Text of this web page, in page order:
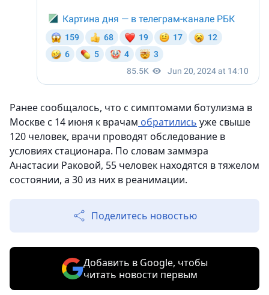
Ранее сообщалось, что с симптомами ботулизма в
Москве с 14 июня к врачам обратились уже свыше
120 человек, врачи проводят обследование в
условиях стационара. По словам заммэра
Анастасии Раковой, 55 человек находятся в тяжелом
состоянии, а 30 из них в реанимации.
Поделитесь новостью
Добавить в Google, чтобы
читать новости первым